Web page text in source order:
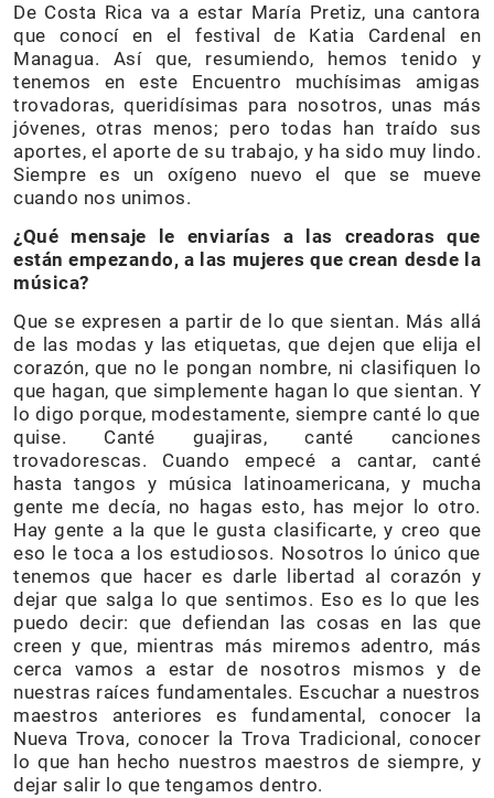
De Costa Rica va a estar María Pretiz, una cantora
que conocí en el festival de Katia Cardenal en
Managua. Así que, resumiendo, hemos tenido y
tenemos en este Encuentro muchísimas amigas
trovadoras, queridísimas para nosotros, unas más
jóvenes, otras menos; pero todas han traído sus
aportes, el aporte de su trabajo, y ha sido muy lindo.
Siempre es un oxígeno nuevo el que se mueve
cuando nos unimos.
¿Qué mensaje le enviarías a las creadoras que
están empezando, a las mujeres que crean desde la
música?
Que se expresen a partir de lo que sientan. Más allá
de las modas y las etiquetas, que dejen que elija el
corazón, que no le pongan nombre, ni clasifiquen lo
que hagan, que simplemente hagan lo que sientan. Y
lo digo porque, modestamente, siempre canté lo que
quise. Canté guajiras, canté canciones
trovadorescas. Cuando empecé a cantar, canté
hasta tangos y música latinoamericana, y mucha
gente me decía, no hagas esto, has mejor lo otro.
Hay gente a la que le gusta clasificarte, y creo que
eso le toca a los estudiosos. Nosotros lo único que
tenemos que hacer es darle libertad al corazón y
dejar que salga lo que sentimos. Eso es lo que les
puedo decir: que defiendan las cosas en las que
creen y que, mientras más miremos adentro, más
cerca vamos a estar de nosotros mismos y de
nuestras raíces fundamentales. Escuchar a nuestros
maestros anteriores es fundamental, conocer la
Nueva Trova, conocer la Trova Tradicional, conocer
lo que han hecho nuestros maestros de siempre, y
dejar salir lo que tengamos dentro.